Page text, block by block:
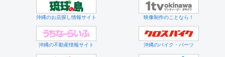
沖縄のお店探し情報サイト 映像制作のことなら！
沖縄の不動産情報サイト 沖縄のバイク・パーツ